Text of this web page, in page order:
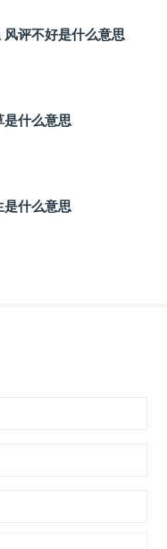
评不好是什么意思
什么意思
什么意思